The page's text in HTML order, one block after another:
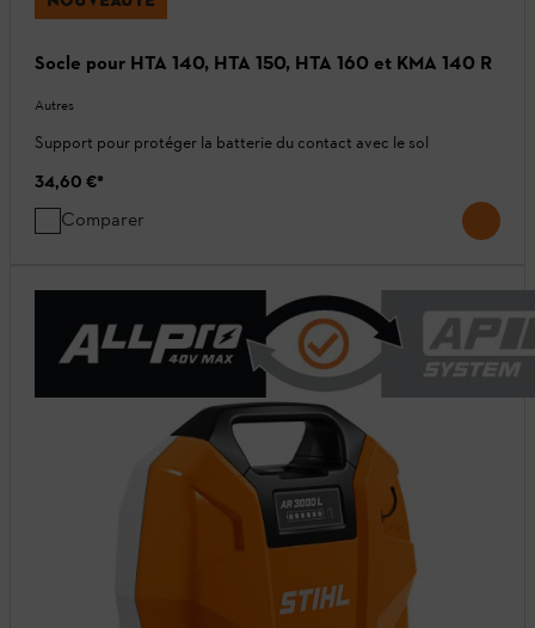
Socle pour HTA 140, HTA 150, HTA 160 et KMA 140 R
Autres
Support pour protéger la batterie du contact avec le sol
34,60 €*
Comparer